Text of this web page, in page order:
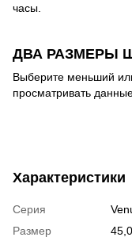
часы.
ДВА РАЗМЕРЫ
Выберите меньший
просматривать
Характеристики
Серия
Размер